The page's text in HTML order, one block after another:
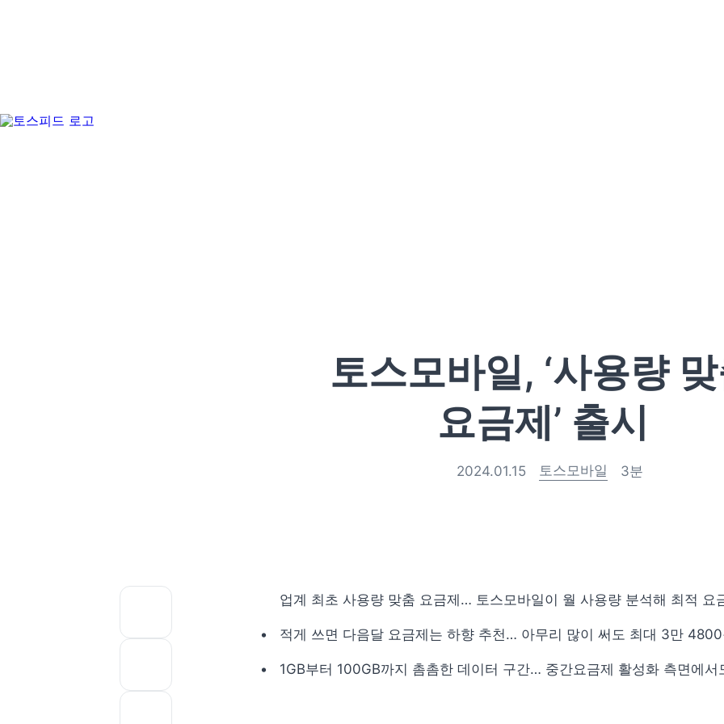
토스모바일, ‘사용량
요금제’ 출시
2024.01.15 토스모바일 3분
업계 최초 사용량 맞춤 요금제… 토스모바일이 월 사용량 분석해 최적 요
적게 쓰면 다음달 요금제는 하향 추천… 아무리 많이 써도 최대 3만 4800
1GB부터 100GB까지 촘촘한 데이터 구간… 중간요금제 활성화 측면에서